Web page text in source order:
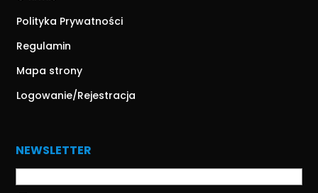
Polityka Prywatności
Regulamin
Mapa strony
Logowanie/Rejestracja
NEWSLETTER